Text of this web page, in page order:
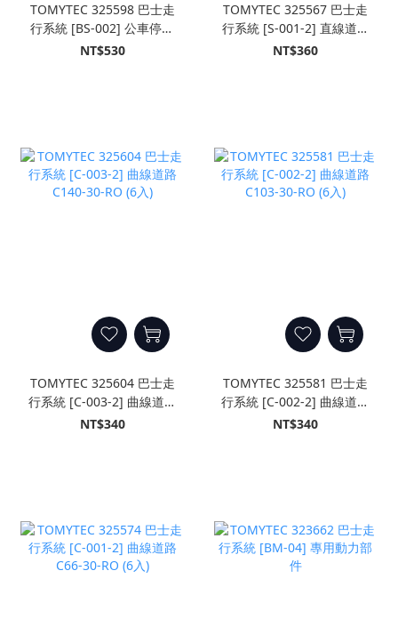
TOMYTEC 325598 巴士走
行系統 [BS-002] 公車停靠
站B
NT$530
TOMYTEC 325567 巴士走
行系統 [S-001-2] 直線道路
S70-RO (8入)
NT$360
TOMYTEC 325604 巴士走
行系統 [C-003-2] 曲線道路
C140-30-RO (6入)
NT$340
TOMYTEC 325581 巴士走
行系統 [C-002-2] 曲線道路
C103-30-RO (6入)
NT$340